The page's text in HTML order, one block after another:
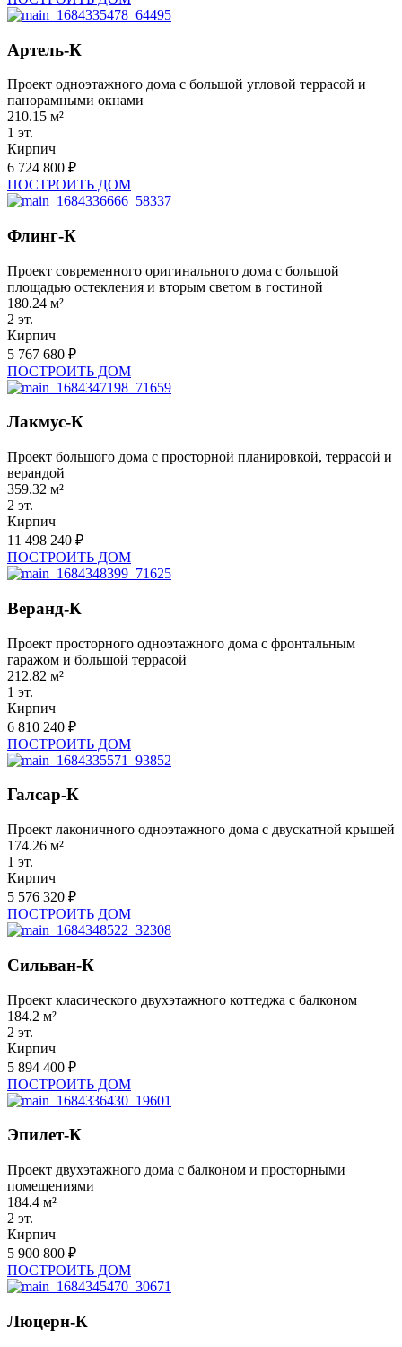
Артель-К
Проект одноэтажного дома с большой угловой террасой и
панорамными окнами
210.15 м²
1 эт.
Кирпич
6 724 800 ₽
ПОСТРОИТЬ ДОМ
Флинг-К
Проект современного оригинального дома с большой
площадью остекления и вторым светом в гостиной
180.24 м²
2 эт.
Кирпич
5 767 680 ₽
ПОСТРОИТЬ ДОМ
Лакмус-К
Проект большого дома с просторной планировкой, террасой и
верандой
359.32 м²
2 эт.
Кирпич
11 498 240 ₽
ПОСТРОИТЬ ДОМ
Веранд-К
Проект просторного одноэтажного дома с фронтальным
гаражом и большой террасой
212.82 м²
1 эт.
Кирпич
6 810 240 ₽
ПОСТРОИТЬ ДОМ
Галсар-К
Проект лаконичного одноэтажного дома с двускатной крышей
174.26 м²
1 эт.
Кирпич
5 576 320 ₽
ПОСТРОИТЬ ДОМ
Сильван-К
Проект класического двухэтажного коттеджа с балконом
184.2 м²
2 эт.
Кирпич
5 894 400 ₽
ПОСТРОИТЬ ДОМ
Эпилет-К
Проект двухэтажного дома с балконом и просторными
помещениями
184.4 м²
2 эт.
Кирпич
5 900 800 ₽
ПОСТРОИТЬ ДОМ
Люцерн-К